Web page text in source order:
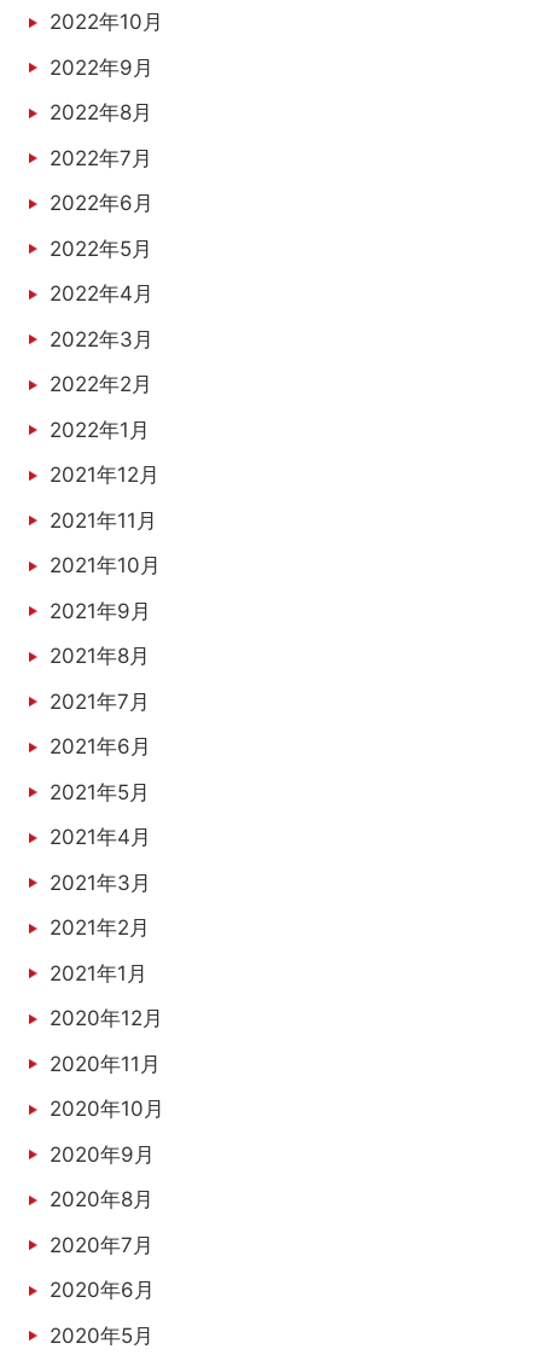
2022年10月
2022年9月
2022年8月
2022年7月
2022年6月
2022年5月
2022年4月
2022年3月
2022年2月
2022年1月
2021年12月
2021年11月
2021年10月
2021年9月
2021年8月
2021年7月
2021年6月
2021年5月
2021年4月
2021年3月
2021年2月
2021年1月
2020年12月
2020年11月
2020年10月
2020年9月
2020年8月
2020年7月
2020年6月
2020年5月